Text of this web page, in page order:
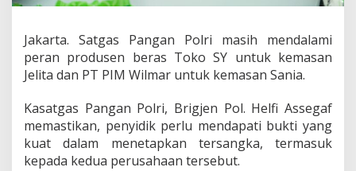
g
p
o
s
n
P
T
S
Y
Jakarta. Satgas Pangan Polri masih mendalami
peran produsen beras Toko SY untuk kemasan
Jelita dan PT PIM Wilmar untuk kemasan Sania.
Kasatgas Pangan Polri, Brigjen Pol. Helfi Assegaf
memastikan, penyidik perlu mendapati bukti yang
kuat dalam menetapkan tersangka, termasuk
kepada kedua perusahaan tersebut.